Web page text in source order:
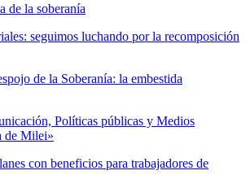
de la soberanía
seguimos luchando por la recomposición
de la Soberanía: la embestida
Políticas públicas y Medios
de Milei»
con beneficios para trabajadores de